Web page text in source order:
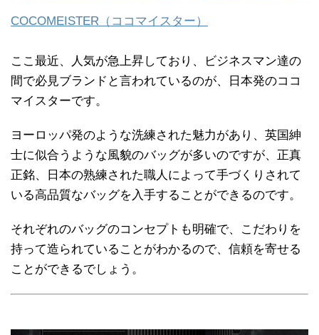
COCOMEISTER（ココマイスター）
ここ最近、人気が急上昇しており、ビジネスマン達の
間で必見ブランドと言われているのが、日本発のココ
マイスターです。
ヨーロッパ発のような洗練された魅力があり、英国紳
士に似合うような風貌のバッグが多いのですが、正真
正銘、日本の熟練された職人によって手づくりされて
いる高品質なバッグを入手することができるのです。
それぞれのバッグのコンセプトも明確で、こだわりを
持って造られていることがわかるので、信頼を寄せる
ことができるでしょう。